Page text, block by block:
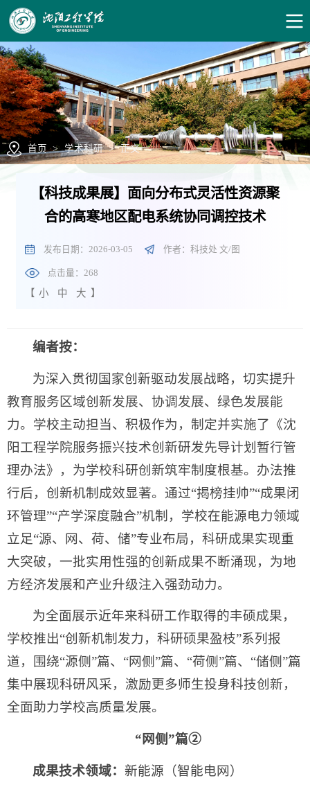
首页 > 学术科研 > 正文
【科技成果展】面向分布式灵活性资源聚
合的高寒地区配电系统协同调控技术
发布日期：2026-03-05 作者：科技处 文/图
点击量：268
【 小 中 大 】
编者按：
为深入贯彻国家创新驱动发展战略，切实提升
教育服务区域创新发展、协调发展、绿色发展能
力。学校主动担当、积极作为，制定并实施了《沈
阳工程学院服务振兴技术创新研发先导计划暂行管
理办法》，为学校科研创新筑牢制度根基。办法推
行后，创新机制成效显著。通过“揭榜挂帅”“成果闭
环管理”“产学深度融合”机制，学校在能源电力领域
立足“源、网、荷、储”专业布局，科研成果实现重
大突破，一批实用性强的创新成果不断涌现，为地
方经济发展和产业升级注入强劲动力。
为全面展示近年来科研工作取得的丰硕成果，
学校推出“创新机制发力，科研硕果盈枝”系列报
道，围绕“源侧”篇、“网侧”篇、“荷侧”篇、“储侧”篇
集中展现科研风采，激励更多师生投身科技创新，
全面助力学校高质量发展。
“网侧”篇②
成果技术领域：新能源（智能电网）